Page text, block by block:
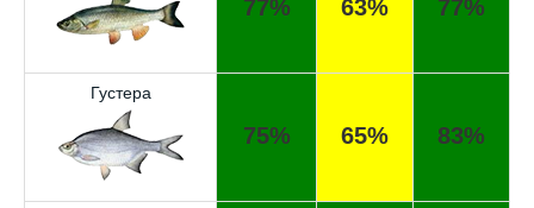
77% 63% 77%
Густера
75% 65% 83%